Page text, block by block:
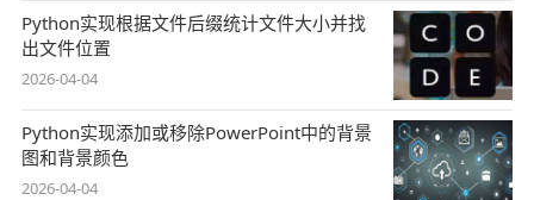
Python实现根据文件后缀统计文件大小并找
出文件位置
2026-04-04
Python实现添加或移除PowerPoint中的背景
图和背景颜色
2026-04-04